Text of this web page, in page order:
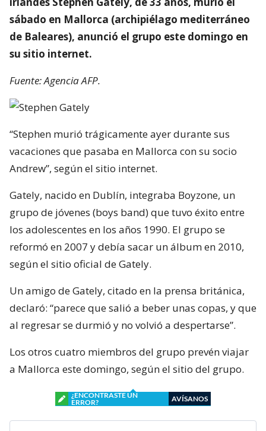
sábado en Mallorca (archipiélago mediterráneo
de Baleares), anunció el grupo este domingo en
su sitio internet.
Fuente: Agencia AFP.
“Stephen murió trágicamente ayer durante sus
vacaciones que pasaba en Mallorca con su socio
Andrew”, según el sitio internet.
Gately, nacido en Dublín, integraba Boyzone, un
grupo de jóvenes (boys band) que tuvo éxito entre
los adolescentes en los años 1990. El grupo se
reformó en 2007 y debía sacar un álbum en 2010,
según el sitio oficial de Gately.
Un amigo de Gately, citado en la prensa británica,
declaró: “parece que salió a beber unas copas, y que
al regresar se durmió y no volvió a despertarse”.
Los otros cuatro miembros del grupo prevén viajar
a Mallorca este domingo, según el sitio del grupo.
¿ENCONTRASTE UN
ERROR?
AVÍSANOS